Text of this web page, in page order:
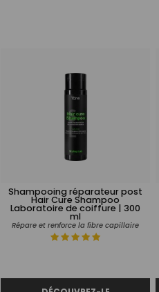
Shampooing réparateur post
Hair Cure Shampoo
Laboratoire de coiffure | 300
ml
Répare et renforce la fibre capillaire